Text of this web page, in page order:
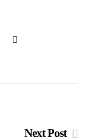
Next Post